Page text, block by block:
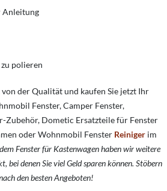
Anleitung
polieren
von der Qualität und kaufen Sie jetzt Ihr
Fenster, Camper Fenster,
Zubehör, Dometic Ersatzteile für Fenster
oder Wohnmobil Fenster Reiniger im
Fenster für Kastenwagen haben wir weitere
bei denen Sie viel Geld sparen können. Stöbern
den besten Angeboten!